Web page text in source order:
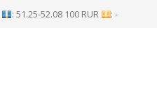
: 51.25-52.08 100 RUR : -